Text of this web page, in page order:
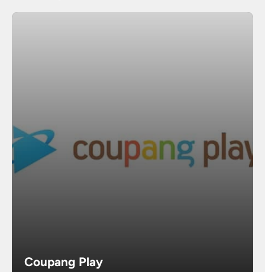
Coupang Play